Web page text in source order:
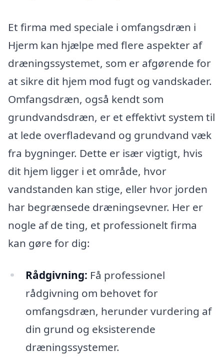
Et firma med speciale i omfangsdræn i
Hjerm kan hjælpe med flere aspekter af
dræningssystemet, som er afgørende for
at sikre dit hjem mod fugt og vandskader.
Omfangsdræn, også kendt som
grundvandsdræn, er et effektivt system til
at lede overfladevand og grundvand væk
fra bygninger. Dette er især vigtigt, hvis
dit hjem ligger i et område, hvor
vandstanden kan stige, eller hvor jorden
har begrænsede dræningsevner. Her er
nogle af de ting, et professionelt firma
kan gøre for dig:
Rådgivning: Få professionel
rådgivning om behovet for
omfangsdræn, herunder vurdering af
din grund og eksisterende
dræningssystemer.